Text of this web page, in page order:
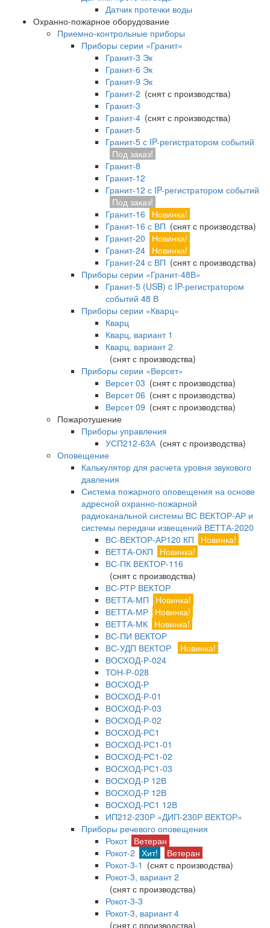
Датчик протечки воды
Охранно-пожарное оборудование
Приемно-контрольные приборы
Приборы серии «Гранит»
Гранит-3 Эк
Гранит-6 Эк
Гранит-9 Эк
Гранит-2 (снят с производства)
Гранит-3
Гранит-4 (снят с производства)
Гранит-5
Гранит-5 с IP-регистратором событий
Под заказ!
Гранит-8
Гранит-12
Гранит-12 с IP-регистратором событий
Под заказ!
Гранит-16
Новинка!
Гранит-16 с ВП (снят с производства)
Гранит-20
Новинка!
Гранит-24 Новинка!
Гранит-24 с ВП (снят с производства)
Приборы серии «Гранит-48В»
Гранит-5 (USB) c IP-регистратором
событий 48 В
Приборы серии «Кварц»
Кварц
Кварц, вариант 1
Кварц, вариант 2
(снят с производства)
Приборы серии «Версет»
Версет 03 (снят с производства)
Версет 06 (снят с производства)
Версет 09 (снят с производства)
Пожаротушение
Приборы управления
УСП212-63А(снят с производства)
Оповещение
Калькулятор для расчета уровня звукового
давления
Система пожарного оповещения на основе
адресной охранно-пожарной
радиоканальной системы ВС ВЕКТОР-АР и
системы передачи извещений ВЕТТА-2020
ВС-ВЕКТОР-АР120 КП
Новинка!
ВЕТТА-ОКП
Новинка!
ВС-ПК ВЕКТОР-116
(снят с производства)
ВС-РТР ВЕКТОР
ВЕТТА-МП
Новинка!
ВЕТТА-МР Новинка!
ВЕТТА-МК Новинка!
ВС-ПИ ВЕКТОР
ВС-УДП ВЕКТОР
Новинка!
ВОСХОД-Р-024
ТОН-Р-028
ВОСХОД-Р
ВОСХОД-Р-01
ВОСХОД-Р-03
ВОСХОД-Р-02
ВОСХОД-РС1
ВОСХОД-РС1-01
ВОСХОД-РС1-02
ВОСХОД-РС1-03
ВОСХОД-Р 12В
ВОСХОД-Р 12В
ВОСХОД-РС1 12В
ИП212-230Р «ДИП-230Р ВЕКТОР»
Приборы речевого оповещения
Рокот Ветеран
Рокот-2 Хит!
Ветеран
Рокот-3-1 (снят с производства)
Рокот-3, вариант 2
(снят с производства)
Рокот-3-3
Рокот-3, вариант 4
(снят с производства)